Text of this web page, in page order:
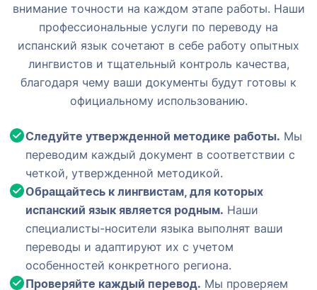
внимание точности на каждом этапе работы. Наши
профессиональные услуги по переводу на
испанский язык сочетают в себе работу опытных
лингвистов и тщательный контроль качества,
благодаря чему ваши документы будут готовы к
официальному использованию.
Следуйте утвержденной методике работы. Мы
переводим каждый документ в соответствии с
четкой, утвержденной методикой.
Обращайтесь к лингвистам, для которых
испанский язык является родным. Наши
специалисты-носители языка выполнят ваши
переводы и адаптируют их с учетом
особенностей конкретного региона.
Проверяйте каждый перевод. Мы проверяем